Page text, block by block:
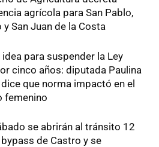
agrícola para San Pablo,
y San Juan de la Costa
idea para suspender la Ley
cinco años: diputada Paulina
que norma impactó en el
femenino
se abrirán al tránsito 12
de Castro y se